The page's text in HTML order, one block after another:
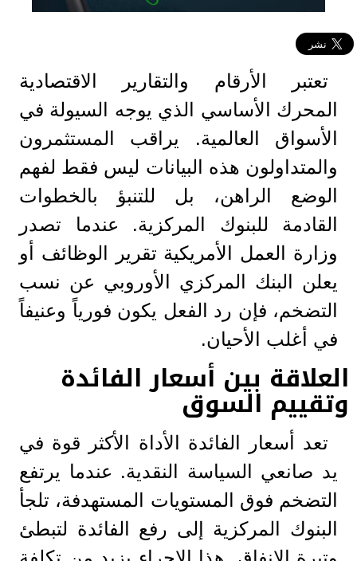
تعتبر الأرقام والتقارير الاقتصادية
المحرك الأساسي الذي يوجه السيولة في
الأسواق العالمية. يراقب المستثمرون
والمتداولون هذه البيانات ليس فقط لفهم
الوضع الراهن، بل للتنبؤ بالخطوات
القادمة للبنوك المركزية. عندما تصدر
وزارة العمل الأمريكية تقرير الوظائف أو
يعلن البنك المركزي الأوروبي عن نسب
التضخم، فإن رد الفعل يكون فورياً وعنيفاً
في أغلب الأحيان.
العلاقة بين أسعار الفائدة
وتقييم السوق
تعد أسعار الفائدة الأداة الأكثر قوة في
يد صانعي السياسة النقدية. عندما يرتفع
التضخم فوق المستويات المستهدفة، تلجأ
البنوك المركزية إلى رفع الفائدة لتبطئ